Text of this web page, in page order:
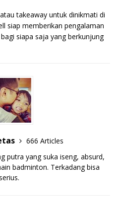
takeaway untuk dinikmati di
siap memberikan pengalaman
siapa saja yang berkunjung
666 Articles
putra yang suka iseng, absurd,
badminton. Terkadang bisa